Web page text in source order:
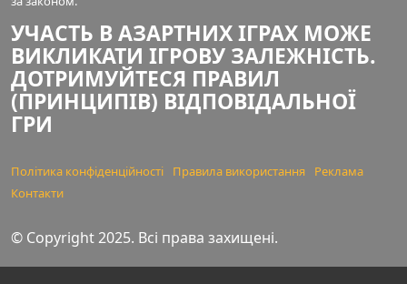
© Copyright 2025. Всі права захищені.
УЧАСТЬ В АЗАРТНИХ ІГРАХ МОЖЕ
ВИКЛИКАТИ ІГРОВУ ЗАЛЕЖНІСТЬ.
ДОТРИМУЙТЕСЯ ПРАВИЛ
(ПРИНЦИПІВ) ВІДПОВІДАЛЬНОЇ
ГРИ
Політика конфіденційності Правила використання
Реклама
Контакти